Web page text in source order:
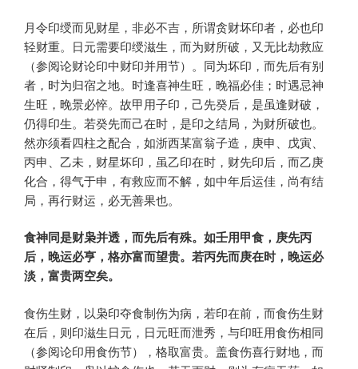
月令印绶而见财星，非必不吉，所谓贪财坏印者，必也印
轻财重。日元需要印绶滋生，而为财所破，又无比劫救应
（参阅论财论印中财印并用节）。同为坏印，而先后有别
者，时为归宿之地。时逢喜神生旺，晚福必佳；时遇忌神
生旺，晚景必悴。故甲用子印，己先癸后，是虽逢财破，
仍得印生。若癸先而己在时，是印之结局，为财所破也。
然亦须看四柱之配合，如浙西某富翁子造，庚申、戊寅、
丙申、乙未，财星坏印，虽乙印在时，财先印后，而乙庚
化合，得气于申，有救应而不解，如中年后运佳，尚有结
局，再行财运，必无善果也。
食神同是财枭并透，而先后有殊。如壬用甲食，庚先丙
后，晚运必亨，格亦富而望贵。若丙先而庚在时，晚运必
淡，富贵两空矣。
食伤生财，以枭印夺食制伤为病，若印在前，而食伤生财
在后，则印滋生日元，日元旺而泄秀，与印旺用食伤相同
（参阅论印用食伤节），格取富贵。盖食伤喜行财地，而